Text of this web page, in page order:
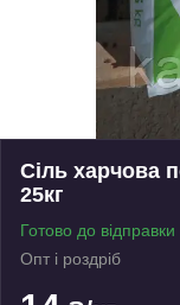
Сіль харчова
25кг
Готово до відправки
Опт і роздріб